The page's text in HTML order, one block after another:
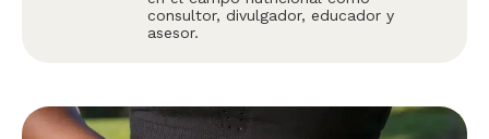
consultor, divulgador, educador y
asesor.